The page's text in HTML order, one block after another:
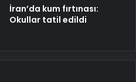
İran’da kum fırtınası:
Okullar tatil edildi